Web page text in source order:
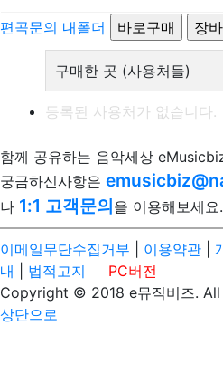
편곡문의 내폴더
구매한 곳 (사용처들)
등록된 사용처가 없습니다.
함께 공유하는 음악세상
궁금하신사항은
나 1:1 고객문의을 이용해보세요.
이메일무단수집거부 이용약관
내
법적고지
PC버전
Copyright © 2018 e뮤직비즈. All
상단으로